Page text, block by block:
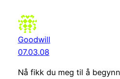
Goodwill
07.03.08
Nå fikk du meg til å